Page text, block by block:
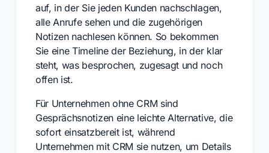
auf, in der Sie jeden Kunden nachschlagen,
alle Anrufe sehen und die zugehörigen
Notizen nachlesen können. So bekommen
Sie eine Timeline der Beziehung, in der klar
steht, was besprochen, zugesagt und noch
offen ist.
Für Unternehmen ohne CRM sind
Gesprächsnotizen eine leichte Alternative, die
sofort einsatzbereit ist, während
Unternehmen mit CRM sie nutzen, um Details